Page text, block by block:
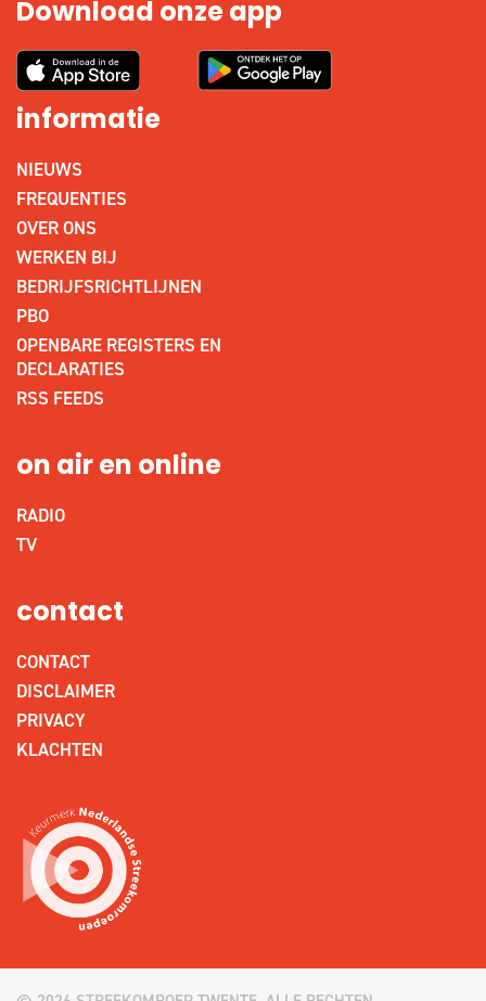
Download onze app
informatie
NIEUWS
FREQUENTIES
OVER ONS
WERKEN BIJ
BEDRIJFSRICHTLIJNEN
PBO
OPENBARE REGISTERS EN
DECLARATIES
RSS FEEDS
on air en online
RADIO
TV
contact
CONTACT
DISCLAIMER
PRIVACY
KLACHTEN